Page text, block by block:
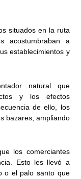
situados en la ruta
acostumbraban a
establecimientos y
natural que
y los efectos
de ello, los
bazares, ampliando
los comerciantes
Esto les llevó a
o el palo santo que